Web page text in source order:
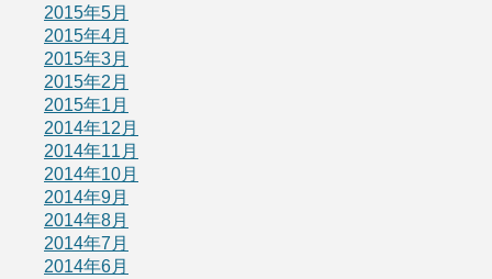
2015年5月
2015年4月
2015年3月
2015年2月
2015年1月
2014年12月
2014年11月
2014年10月
2014年9月
2014年8月
2014年7月
2014年6月